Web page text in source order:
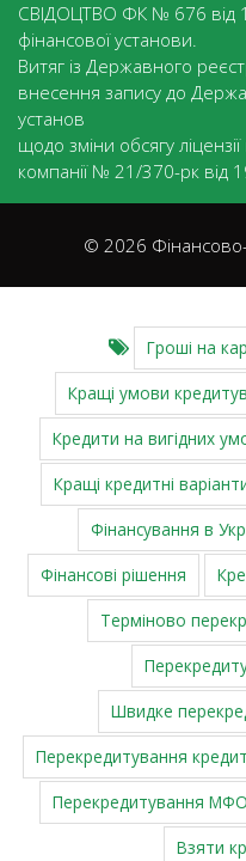
СВІДОЦТВО ФК № 676 від
фінансової установи.
Витяг із Державного
внесення запису до
установ
щодо зміни обсягу
компанії № 21/370-рк від
© 2026
Гроші на
Кращі умови
Кредити на вигідних
Кращі кредитні
Фінансування в
Фінансові рішення
Терміново
Швидке
Перекредитування
Перекредитування МФО
Взяти